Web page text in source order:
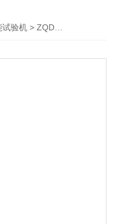
试验机 > ZQDW-5A微机控制电子万能试验机